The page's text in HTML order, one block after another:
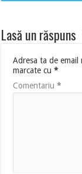
Lasă un răspuns
Adresa ta de
marcate cu*
Comentariu*